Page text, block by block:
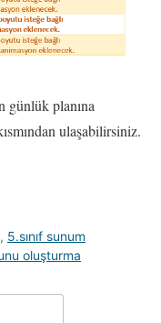
planına
ulaşabilirsiniz.
, 5.sınıf sunum
oluşturma